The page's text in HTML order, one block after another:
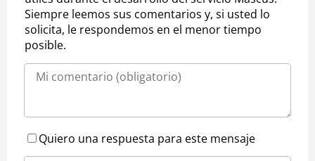
Siempre leemos sus comentarios y, si usted lo
solicita, le respondemos en el menor tiempo
posible.
Quiero una respuesta para este mensaje